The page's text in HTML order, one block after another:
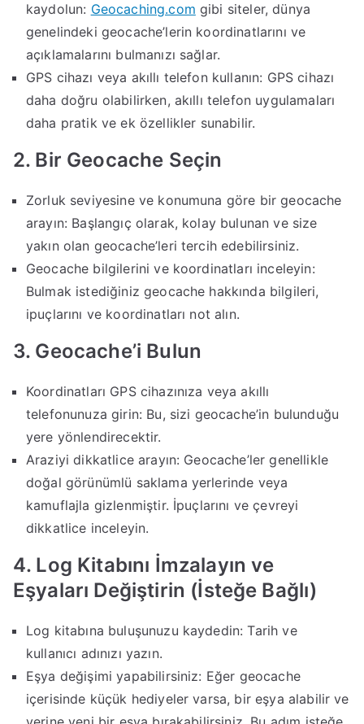
kaydolun: Geocaching.com gibi siteler, dünya
genelindeki geocache’lerin koordinatlarını ve
açıklamalarını bulmanızı sağlar.
GPS cihazı veya akıllı telefon kullanın: GPS cihazı
daha doğru olabilirken, akıllı telefon uygulamaları
daha pratik ve ek özellikler sunabilir.
2. Bir Geocache Seçin
Zorluk seviyesine ve konumuna göre bir geocache
arayın: Başlangıç olarak, kolay bulunan ve size
yakın olan geocache’leri tercih edebilirsiniz.
Geocache bilgilerini ve koordinatları inceleyin:
Bulmak istediğiniz geocache hakkında bilgileri,
ipuçlarını ve koordinatları not alın.
3. Geocache’i Bulun
Koordinatları GPS cihazınıza veya akıllı
telefonunuza girin: Bu, sizi geocache’in bulunduğu
yere yönlendirecektir.
Araziyi dikkatlice arayın: Geocache’ler genellikle
doğal görünümlü saklama yerlerinde veya
kamuflajla gizlenmiştir. İpuçlarını ve çevreyi
dikkatlice inceleyin.
4. Log Kitabını İmzalayın ve
Eşyaları Değiştirin (İsteğe Bağlı)
Log kitabına buluşunuzu kaydedin: Tarih ve
kullanıcı adınızı yazın.
Eşya değişimi yapabilirsiniz: Eğer geocache
içerisinde küçük hediyeler varsa, bir eşya alabilir ve